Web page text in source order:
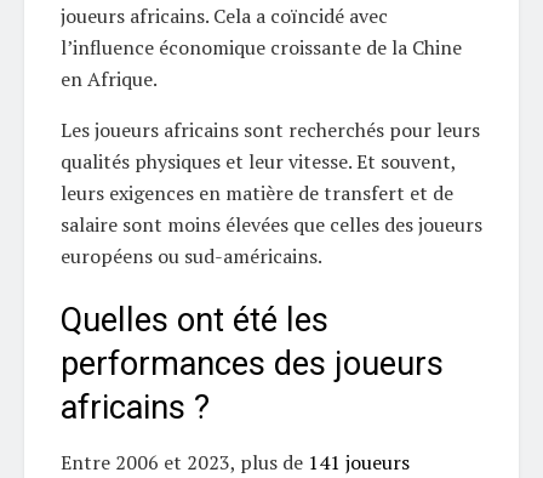
joueurs africains. Cela a coïncidé avec
l’influence économique croissante de la Chine
en Afrique.
Les joueurs africains sont recherchés pour leurs
qualités physiques et leur vitesse. Et souvent,
leurs exigences en matière de transfert et de
salaire sont moins élevées que celles des joueurs
européens ou sud-américains.
Quelles ont été les
performances des joueurs
africains ?
Entre 2006 et 2023, plus de 141 joueurs